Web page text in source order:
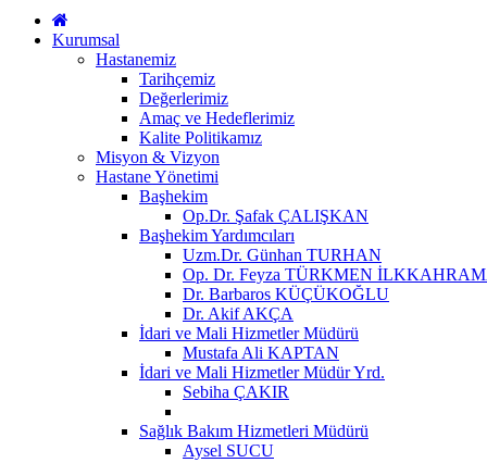
Kurumsal
Hastanemiz
Tarihçemiz
Değerlerimiz
Amaç ve Hedeflerimiz
Kalite Politikamız
Misyon & Vizyon
Hastane Yönetimi
Başhekim
Op.Dr. Şafak ÇALIŞKAN
Başhekim Yardımcıları
Uzm.Dr. Günhan TURHAN
Op. Dr. Feyza TÜRKMEN
Dr. Barbaros KÜÇÜKOĞLU
Dr. Akif AKÇA
İdari ve Mali Hizmetler Müdürü
Mustafa Ali KAPTAN
İdari ve Mali Hizmetler Müdür Yrd.
Sebiha ÇAKIR
Sağlık Bakım Hizmetleri Müdürü
Aysel SUCU